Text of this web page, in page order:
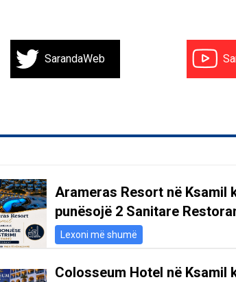
SarandaWeb
Arameras Resort në Ksamil
punësojë 2 Sanitare
Lexoni më shumë
Colosseum Hotel në Ksamil